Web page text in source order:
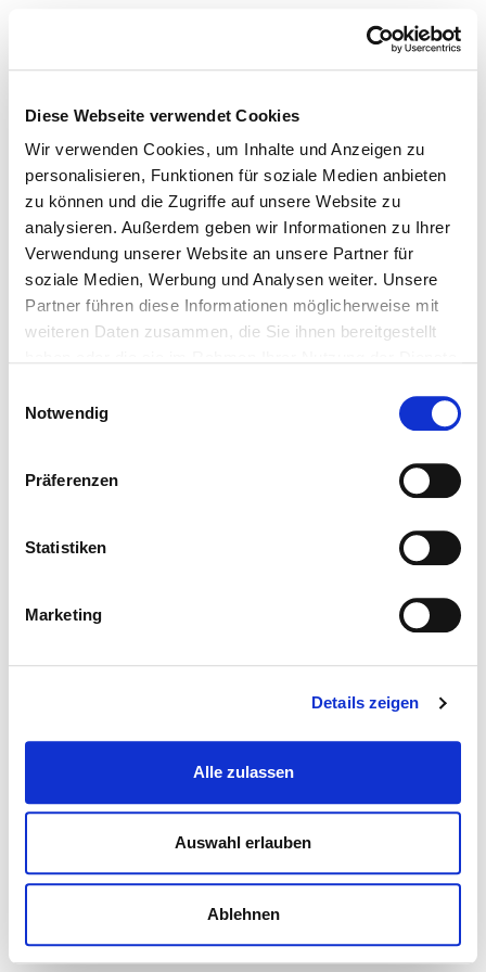
Diese Webseite verwendet Cookies
Wir verwenden Cookies, um Inhalte und Anzeigen zu
personalisieren, Funktionen für soziale Medien anbieten
zu können und die Zugriffe auf unsere Website zu
analysieren. Außerdem geben wir Informationen zu Ihrer
Verwendung unserer Website an unsere Partner für
soziale Medien, Werbung und Analysen weiter. Unsere
Partner führen diese Informationen möglicherweise mit
weiteren Daten zusammen, die Sie ihnen bereitgestellt
Notwendig
Präferenzen
Statistiken
Marketing
Details zeigen
Alle zulassen
Auswahl erlauben
Ablehnen